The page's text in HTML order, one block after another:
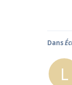
Dans
L